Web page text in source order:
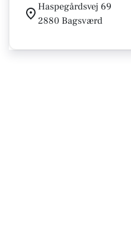
Haspegårdsvej 69
2880 Bagsværd